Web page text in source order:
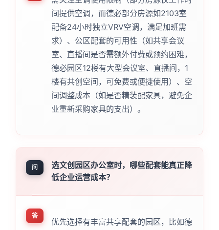
间提供空调，而德必部分房源如2103室
配备24小时独立VRV空调，满足加班需
求）、公区配套的可用性（如共享会议
室、直播间是否需额外付费或预约困难，
德必园区12楼有大型会议室、直播间，1
楼有共创空间，可免费或便捷使用）、空
间调整成本（如是否精装配家具，避免企
业重新采购家具的支出）。
问
选文创园区办公室时，哪些配套能真正降
低企业运营成本？
答
优先选择有丰富共享配套的园区，比如德